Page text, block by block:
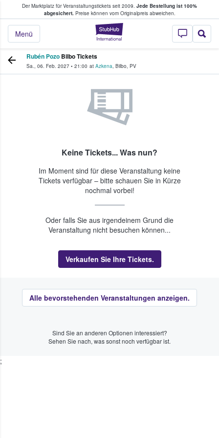
Der Marktplatz für Veranstaltungstickets seit 2009. Jede Bestellung ist 100%
abgesichert.Preise können vom Originalpreis abweichen.
StubHub - Wo
Menü
Tickets kaufen & verkaufen
Rubén Pozo Bilbo Tickets
Sa., 06. Feb. 2027 • 21:00 at Azkena, Bilbo, PV
Keine Tickets... Was nun?
Im Moment sind für diese Veranstaltung keine
Tickets verfügbar – bitte schauen Sie in Kürze
nochmal vorbei!
Oder falls Sie aus irgendeinem Grund die
Veranstaltung nicht besuchen können...
Verkaufen Sie Ihre Tickets.
Alle bevorstehenden Veranstaltungen anzeigen.
Sind Sie an anderen Optionen interessiert?
Sehen Sie nach, was sonst noch verfügbar ist.
;